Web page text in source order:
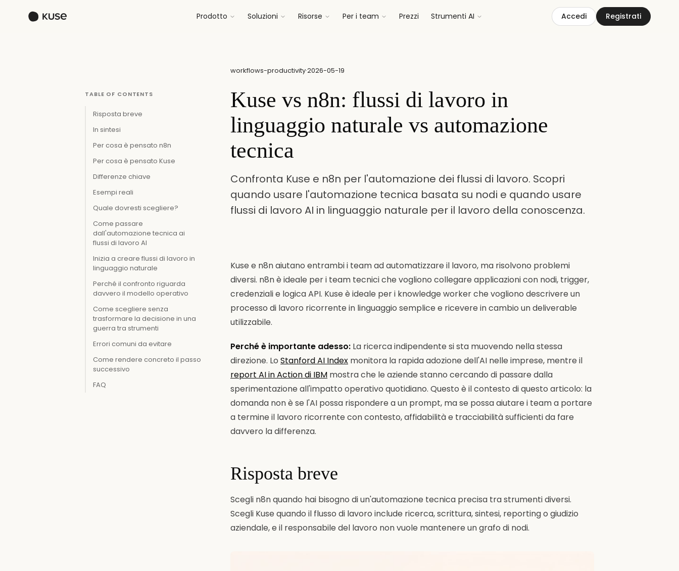
Prodotto Soluzioni Risorse Per i team Prezzi Strumenti AI Accedi Registrati
workflows-productivity·2026-05-19
Kuse vs n8n: flussi di lavoro in
linguaggio naturale vs automazione
tecnica
Confronta Kuse e n8n per l'automazione dei flussi di lavoro. Scopri
quando usare l'automazione tecnica basata su nodi e quando usare
flussi di lavoro AI in linguaggio naturale per il lavoro della conoscenza.
TABLE OF CONTENTS
Risposta breve
In sintesi
Per cosa è pensato n8n
Per cosa è pensato Kuse
Differenze chiave
Esempi reali
Quale dovresti scegliere?
Come passare
dall'automazione tecnica ai
flussi di lavoro AI
Inizia a creare flussi di lavoro in
linguaggio naturale
Perché il confronto riguarda
davvero il modello operativo
Come scegliere senza
trasformare la decisione in una
guerra tra strumenti
Errori comuni da evitare
Come rendere concreto il passo
successivo
FAQ
Kuse e n8n aiutano entrambi i team ad automatizzare il lavoro, ma risolvono problemi
diversi. n8n è ideale per i team tecnici che vogliono collegare applicazioni con nodi, trigger,
credenziali e logica API. Kuse è ideale per i knowledge worker che vogliono descrivere un
processo di lavoro ricorrente in linguaggio semplice e ricevere in cambio un deliverable
utilizzabile.
Perché è importante adesso: La ricerca indipendente si sta muovendo nella stessa
direzione. Lo Stanford AI Index monitora la rapida adozione dell'AI nelle imprese, mentre il
report AI in Action di IBM mostra che le aziende stanno cercando di passare dalla
sperimentazione all'impatto operativo quotidiano. Questo è il contesto di questo articolo: la
domanda non è se l'AI possa rispondere a un prompt, ma se possa aiutare i team a portare
a termine il lavoro ricorrente con contesto, affidabilità e tracciabilità sufficienti da fare
davvero la differenza.
Risposta breve
Scegli n8n quando hai bisogno di un'automazione tecnica precisa tra strumenti diversi.
Scegli Kuse quando il flusso di lavoro include ricerca, scrittura, sintesi, reporting o giudizio
aziendale, e il responsabile del lavoro non vuole mantenere un grafo di nodi.